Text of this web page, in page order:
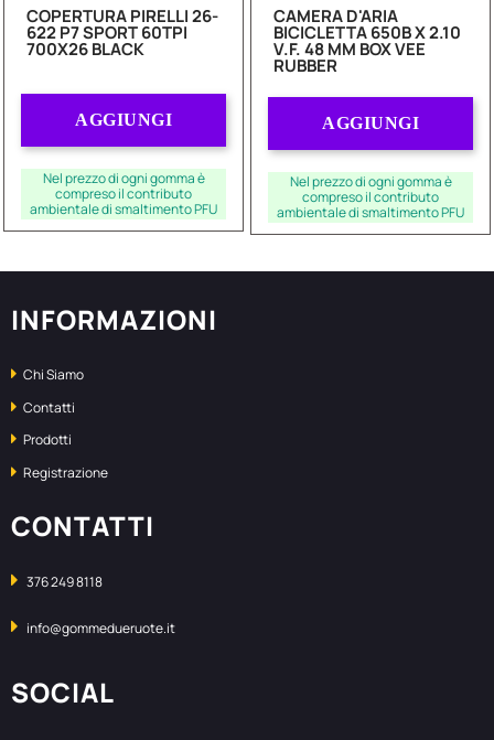
COPERTURA PIRELLI 26-
622 P7 SPORT 60TPI
700X26 BLACK
AGGIUNGI
Nel prezzo di ogni gomma è
compreso il contributo
ambientale di smaltimento PFU
CAMERA D'ARIA
BICICLETTA 650B X 2.10
V.F. 48 MM BOX VEE
RUBBER
AGGIUNGI
Nel prezzo di ogni gomma è
compreso il contributo
ambientale di smaltimento PFU
INFORMAZIONI
Chi Siamo
Contatti
Prodotti
Registrazione
CONTATTI
376 249 8118
info@gommedueruote.it
SOCIAL